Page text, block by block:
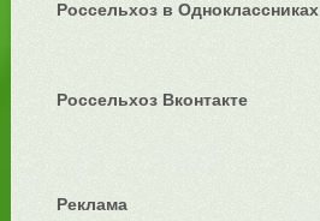
Россельхоз в Одноклассниках
Россельхоз Вконтакте
Реклама